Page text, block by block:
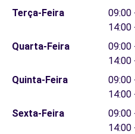
Terça-Feira
09:00
14:00
Quarta-Feira
09:00
14:00
Quinta-Feira
09:00
14:00
Sexta-Feira
09:00
14:00